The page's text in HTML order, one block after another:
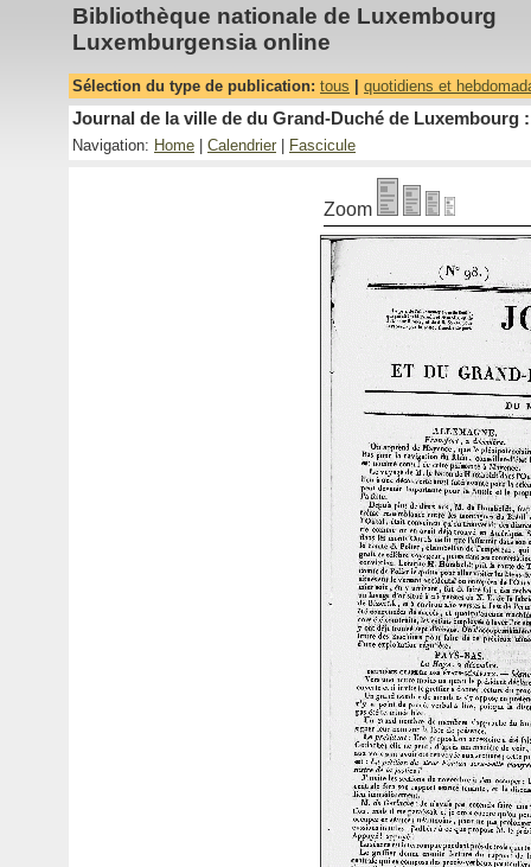
Bibliothèque nationale de Luxembourg
Luxemburgensia online
Sélection du type de publication: tous quotidiens et
Journal de la ville de du Grand-Duché de Luxembourg
Navigation: Home Calendrier Fascicule
Zoom